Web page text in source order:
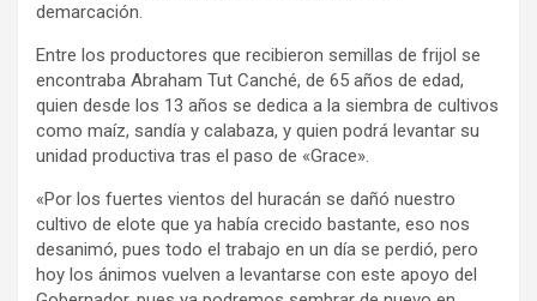
demarcación.
Entre los productores que recibieron semillas de frijol se
encontraba Abraham Tut Canché, de 65 años de edad,
quien desde los 13 años se dedica a la siembra de cultivos
como maíz, sandía y calabaza, y quien podrá levantar su
unidad productiva tras el paso de «Grace».
«Por los fuertes vientos del huracán se dañó nuestro
cultivo de elote que ya había crecido bastante, eso nos
desanimó, pues todo el trabajo en un día se perdió, pero
hoy los ánimos vuelven a levantarse con este apoyo del